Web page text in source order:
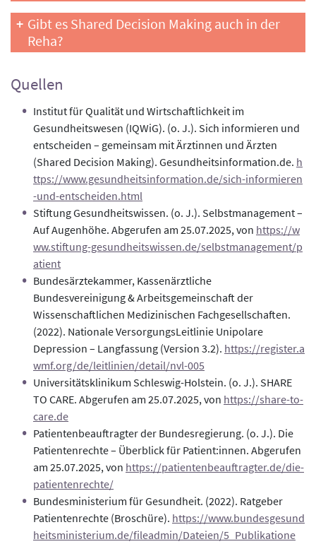
Gibt es Shared Decision Making auch in der
Reha?
Quellen
Institut für Qualität und Wirtschaftlichkeit im
Gesundheitswesen (IQWiG). (o. J.). Sich informieren und
entscheiden – gemeinsam mit Ärztinnen und Ärzten
(Shared Decision Making). Gesundheitsinformation.de. h
ttps://www.gesundheitsinformation.de/sich-informieren
-und-entscheiden.html
Stiftung Gesundheitswissen. (o. J.). Selbstmanagement –
Auf Augenhöhe. Abgerufen am 25.07.2025, von https://w
ww.stiftung-gesundheitswissen.de/selbstmanagement/p
atient
Bundesärztekammer, Kassenärztliche
Bundesvereinigung & Arbeitsgemeinschaft der
Wissenschaftlichen Medizinischen Fachgesellschaften.
(2022). Nationale VersorgungsLeitlinie Unipolare
Depression – Langfassung (Version 3.2). https://register.a
wmf.org/de/leitlinien/detail/nvl-005
Universitätsklinikum Schleswig-Holstein. (o. J.). SHARE
TO CARE. Abgerufen am 25.07.2025, von https://share-to-
care.de
Patientenbeauftragter der Bundesregierung. (o. J.). Die
Patientenrechte – Überblick für Patient:innen. Abgerufen
am 25.07.2025, von https://patientenbeauftragter.de/die-
patientenrechte/
Bundesministerium für Gesundheit. (2022). Ratgeber
Patientenrechte (Broschüre). https://www.bundesgesund
heitsministerium.de/fileadmin/Dateien/5_Publikatione